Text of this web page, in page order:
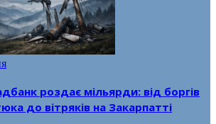
роздає мільярди: від боргів
до вітряків на Закарпатті